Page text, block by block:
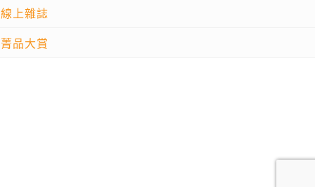
線上雜誌
菁品大賞